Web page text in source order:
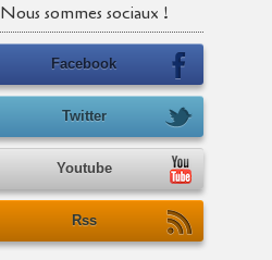
Nous sommes sociaux !
Facebook
Twitter
Youtube
Rss